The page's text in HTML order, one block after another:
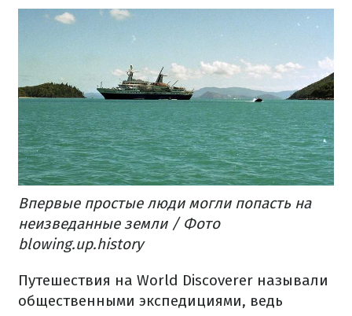
Впервые простые люди могли попасть на
неизведанные земли / Фото
blowing.up.history
Путешествия на World Discoverer называли
общественными экспедициями, ведь